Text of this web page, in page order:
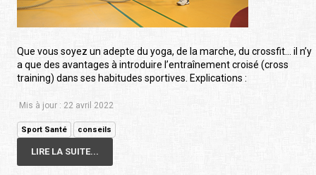
Que vous soyez un adepte du yoga, de la marche, du crossfit… il n’y
a que des avantages à introduire l’entraînement croisé (cross
training) dans ses habitudes sportives. Explications :
Mis à jour : 22 avril 2022
Sport Santé conseils
LIRE LA SUITE...